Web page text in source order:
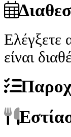
Ελέγξετε
είναι